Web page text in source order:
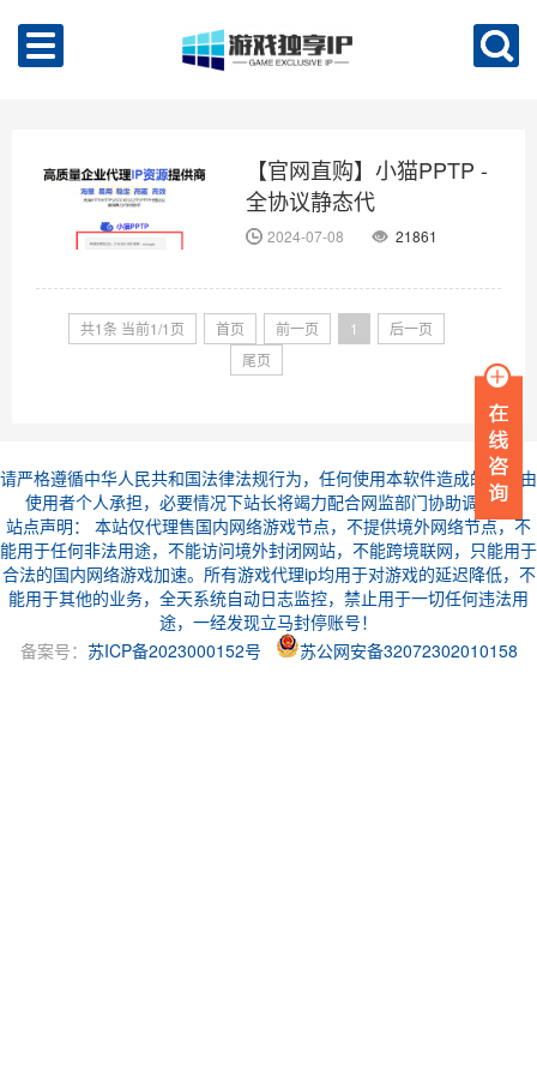
【官网直购】小猫PPTP -
全协议静态代
理/IPSK5/PPTP/L2TP一键
2024-07-08 21861
共1条 当前1/1页 首页 前一页 1
后一页
尾页
请严格遵循中华人民共和国法律法规行为，任何使用本软件造成的后果由
使用者个人承担，必要情况下站长将竭力配合网监部门协助调查。
站点声明： 本站仅代理售国内网络游戏节点，不提供境外网络节点，不
能用于任何非法用途，不能访问境外封闭网站，不能跨境联网，只能用于
合法的国内网络游戏加速。所有游戏代理ip均用于对游戏的延迟降低，不
能用于其他的业务，全天系统自动日志监控，禁止用于一切任何违法用
途，一经发现立马封停账号！
备案号： 苏ICP备2023000152号 苏公网安备32072302010158